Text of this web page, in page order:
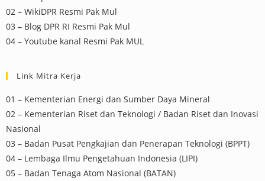
02 – WikiDPR Resmi Pak Mul
03 – Blog DPR RI Resmi Pak Mul
04 – Youtube kanal Resmi Pak MUL
Link Mitra Kerja
01 – Kementerian Energi dan Sumber Daya Mineral
02 – Kementerian Riset dan Teknologi / Badan Riset dan Inovasi
Nasional
03 – Badan Pusat Pengkajian dan Penerapan Teknologi (BPPT)
04 – Lembaga Ilmu Pengetahuan Indonesia (LIPI)
05 – Badan Tenaga Atom Nasional (BATAN)